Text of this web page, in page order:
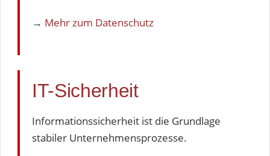
→ Mehr zum Datenschutz
IT-Sicherheit
Informationssicherheit ist die Grundlage
stabiler Unternehmensprozesse.